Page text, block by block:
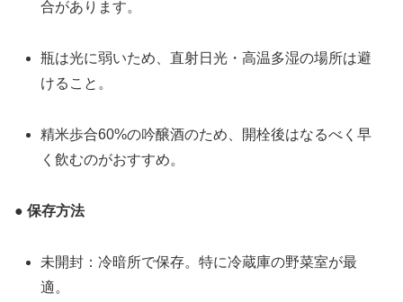
合があります。
瓶は光に弱いため、直射日光・高温多湿の場所は避
けること。
精米歩合60%の吟醸酒のため、開栓後はなるべく早
く飲むのがおすすめ。
● 保存方法
未開封：冷暗所で保存。特に冷蔵庫の野菜室が最
適。